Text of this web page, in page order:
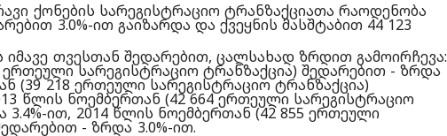
ქონების სარეგისტრაციო ტრანზაქციათა რაოდენობა
3.0%-ით გაიზარდა და ქვეყნის მასშტაბით 44 123
იმავე თვესთან შედარებით, ცალსახად ზრდით გამოირჩევა:
ერთეული სარეგისტრაციო ტრანზაქცია) შედარებით - ზრდა
(39 218 ერთეული სარეგისტრაციო ტრანზაქცია)
წლის ნოემბერთან (42 664 ერთეული სარეგისტრაციო
ით, 2014 წლის ნოემბერთან (42 855 ერთეული
- ზრდა 3.0%-ით.